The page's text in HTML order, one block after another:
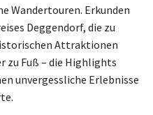
Wandertouren. Erkunden
Deggendorf, die zu
Attraktionen
zu Fuß – die Highlights
unvergessliche Erlebnisse